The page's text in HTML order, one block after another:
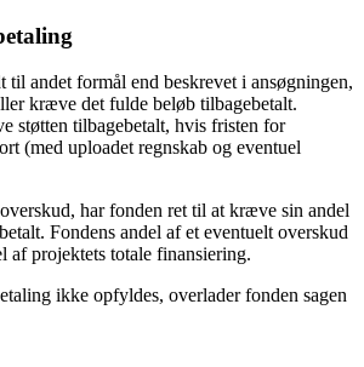
til andet formål end beskrevet i ansøgningen,
kræve det fulde beløb tilbagebetalt.
støtten tilbagebetalt, hvis fristen for
(med uploadet regnskab og eventuel
har fonden ret til at kræve sin andel
Fondens andel af et eventuelt overskud
af projektets totale finansiering.
ikke opfyldes, overlader fonden sagen